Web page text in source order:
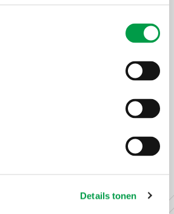
Details tonen